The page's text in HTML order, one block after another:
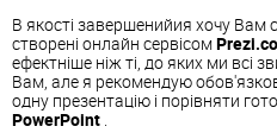
В якості завершенийия хочу Вам
створені онлайн сервісом
ефектніше ніж ті, до яких ми всі
Вам, але я рекомендую
одну презентацію і порівняти
PowerPoint .